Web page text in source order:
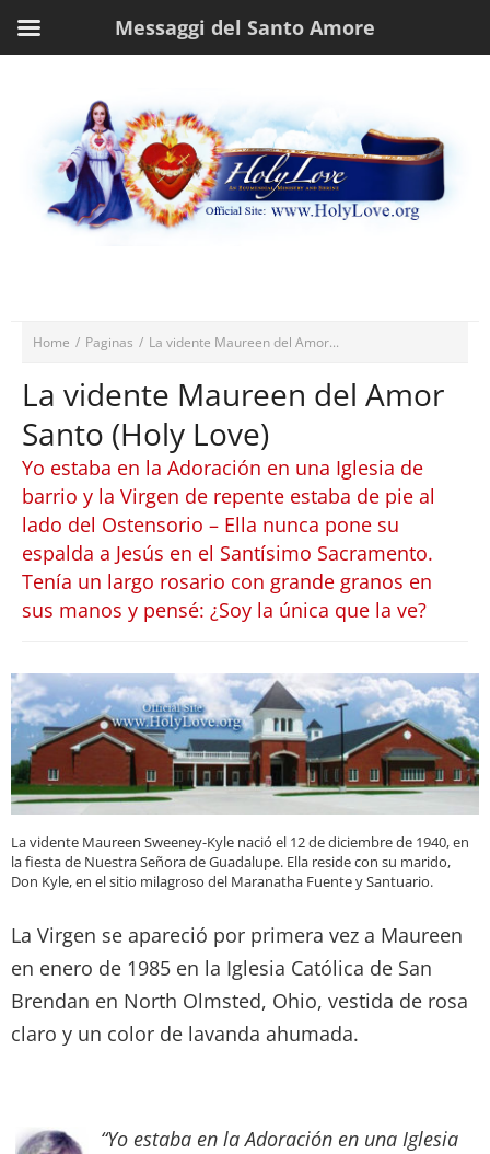
Home / Paginas / La vidente Maureen del Amor...
La vidente Maureen del Amor
Santo (Holy Love)
Yo estaba en la Adoración en una Iglesia de
barrio y la Virgen de repente estaba de pie al
lado del Ostensorio – Ella nunca pone su
espalda a Jesús en el Santísimo Sacramento.
Tenía un largo rosario con grande granos en
sus manos y pensé: ¿Soy la única que la ve?
La vidente Maureen Sweeney-Kyle nació el 12 de diciembre de 1940, en
la fiesta de Nuestra Señora de Guadalupe. Ella reside con su marido,
Don Kyle, en el sitio milagroso del Maranatha Fuente y Santuario.
La Virgen se apareció por primera vez a Maureen
en enero de 1985 en la Iglesia Católica de San
Brendan en North Olmsted, Ohio, vestida de rosa
claro y un color de lavanda ahumada.
“Yo estaba en la Adoración en una Iglesia
Messaggi del Santo Amore